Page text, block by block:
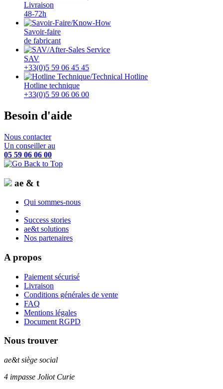
Livraison
48-72h
Savoir-faire
de fabricant
SAV
+33(0)5 59 06 45 45
Hotline technique
+33(0)5 59 06 06 00
Besoin d'aide
Nous contacter
Un conseiller au
05 59 06 06 00
ae & t
Qui sommes-nous
Success stories
ae&t solutions
Nos partenaires
A propos
Paiement sécurisé
Livraison
Conditions générales de vente
FAQ
Mentions légales
Document RGPD
Nous trouver
ae&tsiège social
4 impasse Joliot Curie